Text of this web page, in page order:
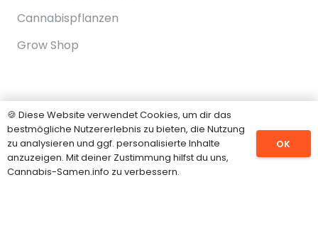
Cannabispflanzen
Grow Shop
INFORMATIONEN
Impressum
Datenschutz
🍪 Diese Website verwendet Cookies, um dir das
bestmögliche Nutzererlebnis zu bieten, die Nutzung
zu analysieren und ggf. personalisierte Inhalte
anzuzeigen. Mit deiner Zustimmung hilfst du uns,
Cannabis-Samen.info zu verbessern.
OK